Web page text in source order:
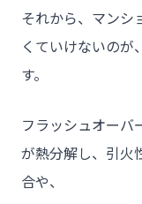
- HOME
- トウカイセツビ
それから、マンシ
くていけないのが
す。
フラッシュオーバ
が熱分解し、引火
合や、